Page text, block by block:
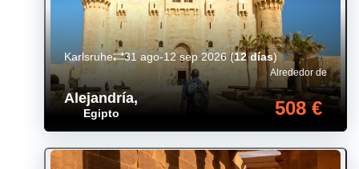
Alejandría,
Egipto
Alrededor de
508 €
Karlsruhe 31 ago-12 sep 2026 (12 días)